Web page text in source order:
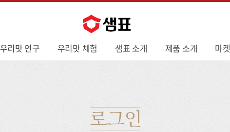
우리맛 연구 우리맛 체험 샘표 소개 제품 소개 마켓
로그인